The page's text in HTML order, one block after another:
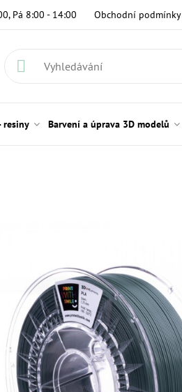
Pá 8:00 - 14:00 Obchodní podmínky
resiny Barvení a úprava 3D modelů